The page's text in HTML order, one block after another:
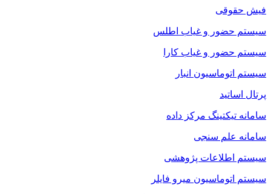
فیش حقوقی
سیستم حضور و غیاب اطلس
سیستم حضور و غیاب کارا
سیستم اتوماسیون انبار
پرتال اساتید
سامانه تیکتینگ مرکز داده
سامانه علم سنجی
سیستم اطلاعات پژوهشی
سیستم اتوماسیون میرو فایلر